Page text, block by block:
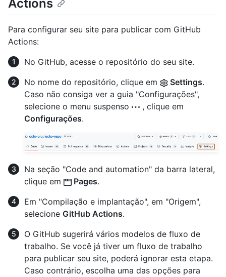
Actions
Para configurar seu site para publicar com GitHub
Actions:
No GitHub, acesse o repositório do seu site.
No nome do repositório, clique em
Settings.
Caso não consiga ver a guia "Configurações",
selecione o menu suspenso
, clique em
Configurações.
Na seção "Code and automation" da barra lateral,
clique em
Pages.
Em "Compilação e implantação", em "Origem",
selecione GitHub Actions.
O GitHub sugerirá vários modelos de fluxo de
trabalho. Se você já tiver um fluxo de trabalho
para publicar seu site, poderá ignorar esta etapa.
Caso contrário, escolha uma das opções para